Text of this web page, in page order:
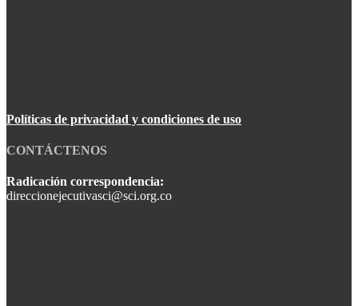
Políticas de privacidad y condiciones de uso
CONTÁCTENOS
Radicación correspondencia:
direccionejecutivasci@sci.org.co